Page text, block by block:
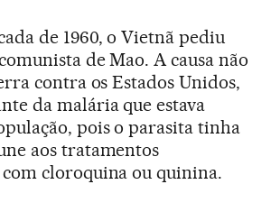
de 1960, o Vietnã pediu
de Mao. A causa não
contra os Estados Unidos,
da malária que estava
pois o parasita tinha
aos tratamentos
cloroquina ou quinina.